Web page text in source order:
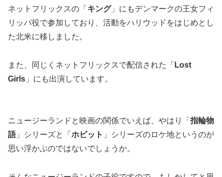
ネットフリックスの「 キング」にもデンマークの王女フィ
リッパ役で参加しており、活動をハリウッドをはじめとし
た北米に移しました。
また、同じくネットフリックスで配信された「 Lost
Girls 」にも出演しています。
ニュージーランドと映画の関係でいえば、やはり「 指輪物
語」シリーズと「 ホビット 」シリーズのロケ地というのが
思い浮かぶのではないでしょうか。